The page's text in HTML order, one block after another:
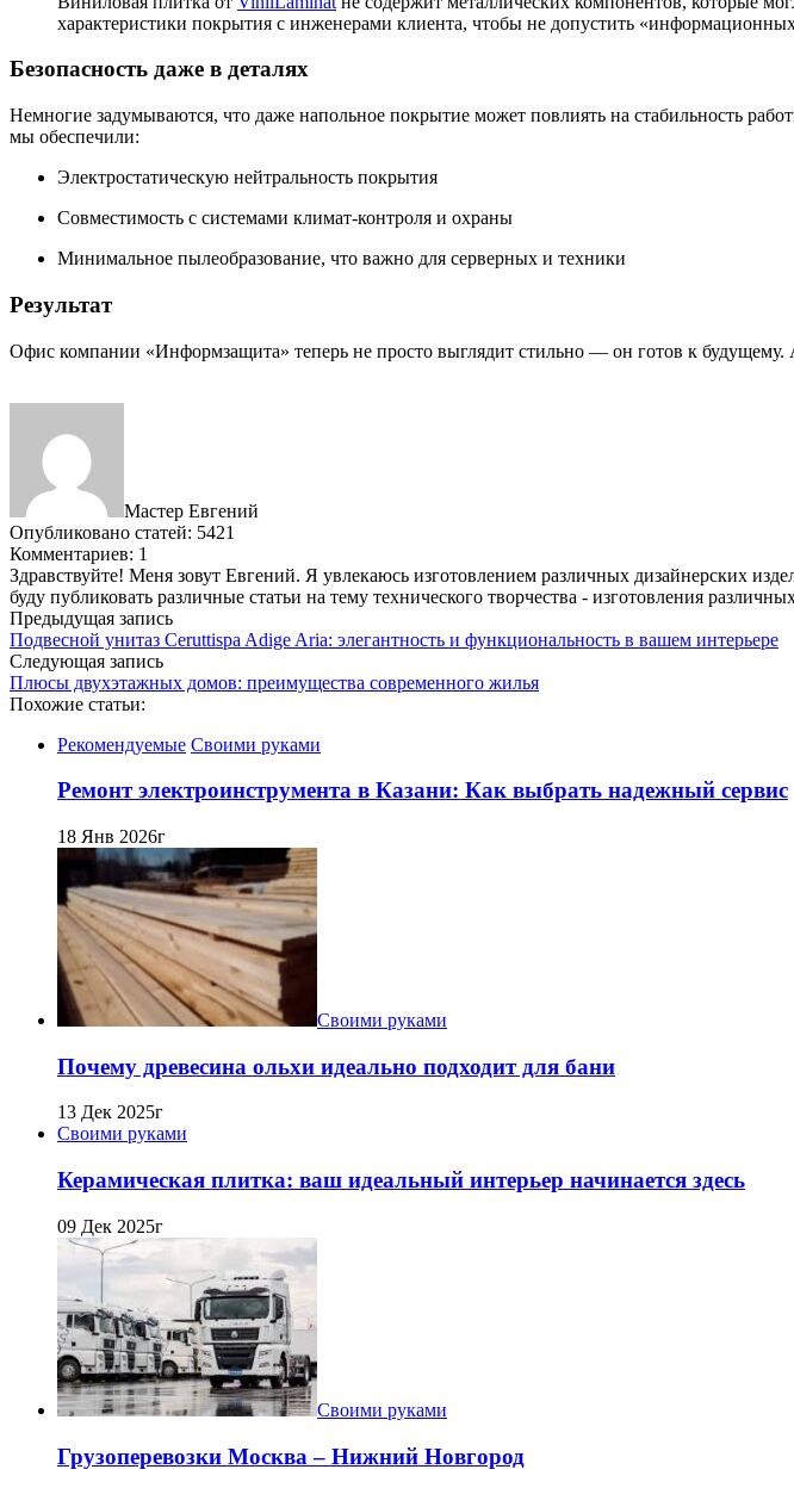
характеристики покрытия с инженерами клиента, чтобы не допустить
Безопасность даже в деталях
Немногие задумываются, что даже напольное покрытие может повлиять на стабильность
мы обеспечили:
Электростатическую нейтральность покрытия
Совместимость с системами климат-контроля и охраны
Минимальное пылеобразование, что важно для серверных и техники
Результат
Офис компании «Информзащита» теперь не просто выглядит стильно — он готов к
Мастер Евгений
Опубликовано статей: 5421
Комментариев: 1
Здравствуйте! Меня зовут Евгений. Я увлекаюсь изготовлением различных дизайнерских
буду публиковать различные статьи на тему технического творчества - изготовления
Предыдущая запись
Подвесной унитаз Ceruttispa Adige Aria: элегантность и функциональность в вашем интерьере
Следующая запись
Плюсы двухэтажных домов: преимущества современного жилья
Похожие статьи:
Рекомендуемые Своими руками
Ремонт электроинструмента в Казани: Как выбрать надежный сервис
18 Янв 2026г
Своими руками
Почему древесина ольхи идеально подходит для бани
13 Дек 2025г
Своими руками
Керамическая плитка: ваш идеальный интерьер начинается здесь
09 Дек 2025г
Своими руками
Грузоперевозки Москва – Нижний Новгород